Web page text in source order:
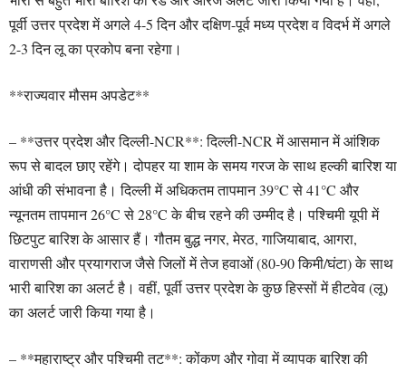
पूर्वी उत्तर प्रदेश में अगले 4-5 दिन और दक्षिण-पूर्व मध्य प्रदेश व विदर्भ में अगले
2-3 दिन लू का प्रकोप बना रहेगा।
**राज्यवार मौसम अपडेट**
– **उत्तर प्रदेश और दिल्ली-NCR**: दिल्ली-NCR में आसमान में आंशिक
रूप से बादल छाए रहेंगे। दोपहर या शाम के समय गरज के साथ हल्की बारिश या
आंधी की संभावना है। दिल्ली में अधिकतम तापमान 39°C से 41°C और
न्यूनतम तापमान 26°C से 28°C के बीच रहने की उम्मीद है। पश्चिमी यूपी में
छिटपुट बारिश के आसार हैं। गौतम बुद्ध नगर, मेरठ, गाजियाबाद, आगरा,
वाराणसी और प्रयागराज जैसे जिलों में तेज हवाओं (80-90 किमी/घंटा) के साथ
भारी बारिश का अलर्ट है। वहीं, पूर्वी उत्तर प्रदेश के कुछ हिस्सों में हीटवेव (लू)
का अलर्ट जारी किया गया है।
– **महाराष्ट्र और पश्चिमी तट**: कोंकण और गोवा में व्यापक बारिश की